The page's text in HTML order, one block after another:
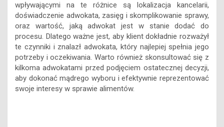
wpływającymi na te różnice są lokalizacja kancelarii,
doświadczenie adwokata, zasięg i skomplikowanie sprawy,
oraz wartość, jaką adwokat jest w stanie dodać do
procesu. Dlatego ważne jest, aby klient dokładnie rozważył
te czynniki i znalazł adwokata, który najlepiej spełnia jego
potrzeby i oczekiwania. Warto również skonsultować się z
kilkoma adwokatami przed podjęciem ostatecznej decyzji,
aby dokonać mądrego wyboru i efektywnie reprezentować
swoje interesy w sprawie alimentów.